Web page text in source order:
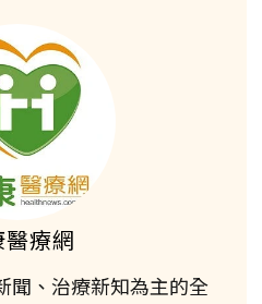
療網
聞、治療新知為主的全